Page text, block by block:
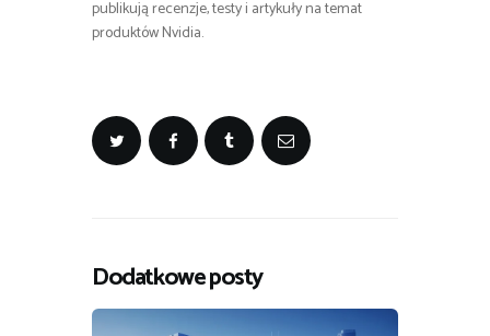
publikują recenzje, testy i artykuły na temat
produktów Nvidia.
Dodatkowe posty